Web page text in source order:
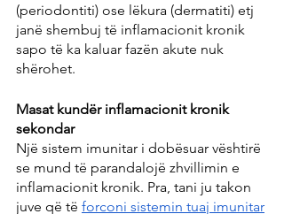
(periodontiti) ose lëkura (dermatiti) etj
janë shembuj të inflamacionit kronik
sapo të ka kaluar fazën akute nuk
shërohet.
Masat kundër inflamacionit kronik
sekondar
Një sistem imunitar i dobësuar vështirë
se mund të parandalojë zhvillimin e
inflamacionit kronik. Pra, tani ju takon
juve që të forconi sistemin tuaj imunitar